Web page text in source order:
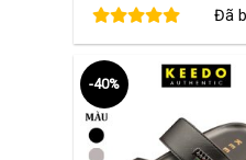
là:Đã
-40%